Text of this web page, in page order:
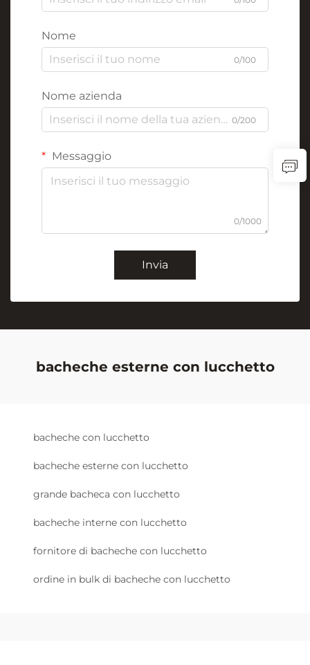
Nome
0/100
Nome azienda
0/200
Messaggio
0/1000
Invia
bacheche esterne con lucchetto
bacheche con lucchetto
bacheche esterne con lucchetto
grande bacheca con lucchetto
bacheche interne con lucchetto
fornitore di bacheche con lucchetto
ordine in bulk di bacheche con lucchetto